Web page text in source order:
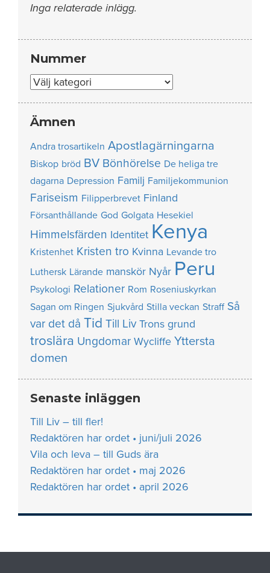
Inga relaterade inlägg.
Nummer
Nummer
Ämnen
Andra trosartikeln Apostlagärningarna
Biskop bröd BV Bönhörelse De heliga tre
dagarna Depression Familj Familjekommunion
Fariseism Filipperbrevet Finland
Försanthållande God Golgata Hesekiel
Himmelsfärden Identitet Kenya
Kristenhet Kristen tro Kvinna Levande tro
Luthersk Lärande manskör Nyår Peru
Psykologi Relationer Rom Roseniuskyrkan
Sagan om Ringen Sjukvård Stilla veckan Straff Så
var det då Tid Till Liv Trons grund
troslära Ungdomar Wycliffe Yttersta
domen
Senaste inläggen
Till Liv – till fler!
Redaktören har ordet • juni/juli 2026
Vila och leva – till Guds ära
Redaktören har ordet • maj 2026
Redaktören har ordet • april 2026